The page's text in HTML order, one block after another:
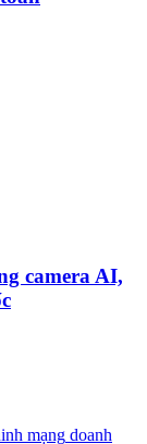
camera AI,
mạng doanh